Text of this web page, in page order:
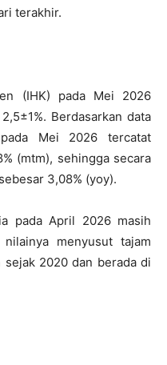
terakhir.
(IHK) pada Mei 2026
Berdasarkan data
Mei 2026 tercatat
(mtm), sehingga secara
3,08% (yoy).
pada April 2026 masih
menyusut tajam
2020 dan berada di